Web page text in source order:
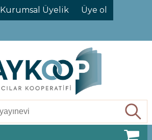
Kurumsal Üyelik Üye ol